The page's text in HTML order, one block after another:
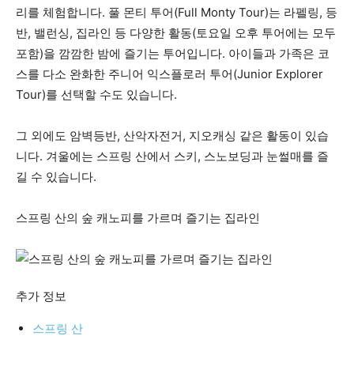
리를 체험합니다. 풀 몬티 투어(Full Monty Tour)는 라펠링, 등
반, 밸런싱, 집라인 등 다양한 활동(토요일 오후 투어에는 모두
포함)을 깜깜한 밤에 즐기는 투어입니다. 아이들과 가족은 코
스를 다소 완화한 주니어 익스플로러 투어(Junior Explorer
Tour)를 선택할 수도 있습니다.
그 외에도 암벽등반, 산악자전거, 지오캐싱 같은 활동이 있습
니다. 겨울에는 스프링 산에서 스키, 스노보딩과 눈썰매를 즐
길 수 있습니다.
스프링 산의 숲 캐노피를 가르며 즐기는 집라인
추가 정보
스프링 산